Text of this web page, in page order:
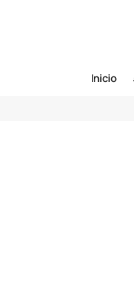
Inicio